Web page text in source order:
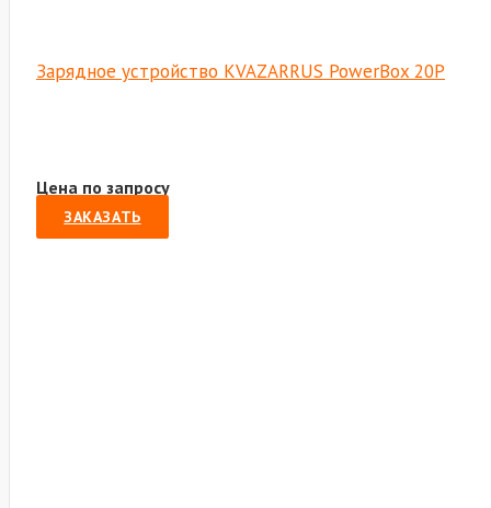
Зарядное устройство KVAZARRUS PowerBox 20P
Цена по запросу
ЗАКАЗАТЬ